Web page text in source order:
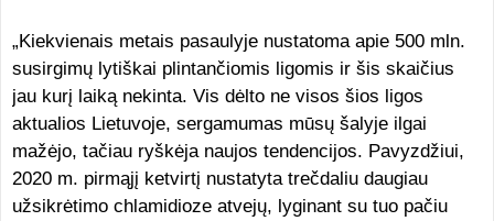
„Kiekvienais metais pasaulyje nustatoma apie 500 mln.
susirgimų lytiškai plintančiomis ligomis ir šis skaičius
jau kurį laiką nekinta. Vis dėlto ne visos šios ligos
aktualios Lietuvoje, sergamumas mūsų šalyje ilgai
mažėjo, tačiau ryškėja naujos tendencijos. Pavyzdžiui,
2020 m. pirmąjį ketvirtį nustatyta trečdaliu daugiau
užsikrėtimo chlamidioze atvejų, lyginant su tuo pačiu